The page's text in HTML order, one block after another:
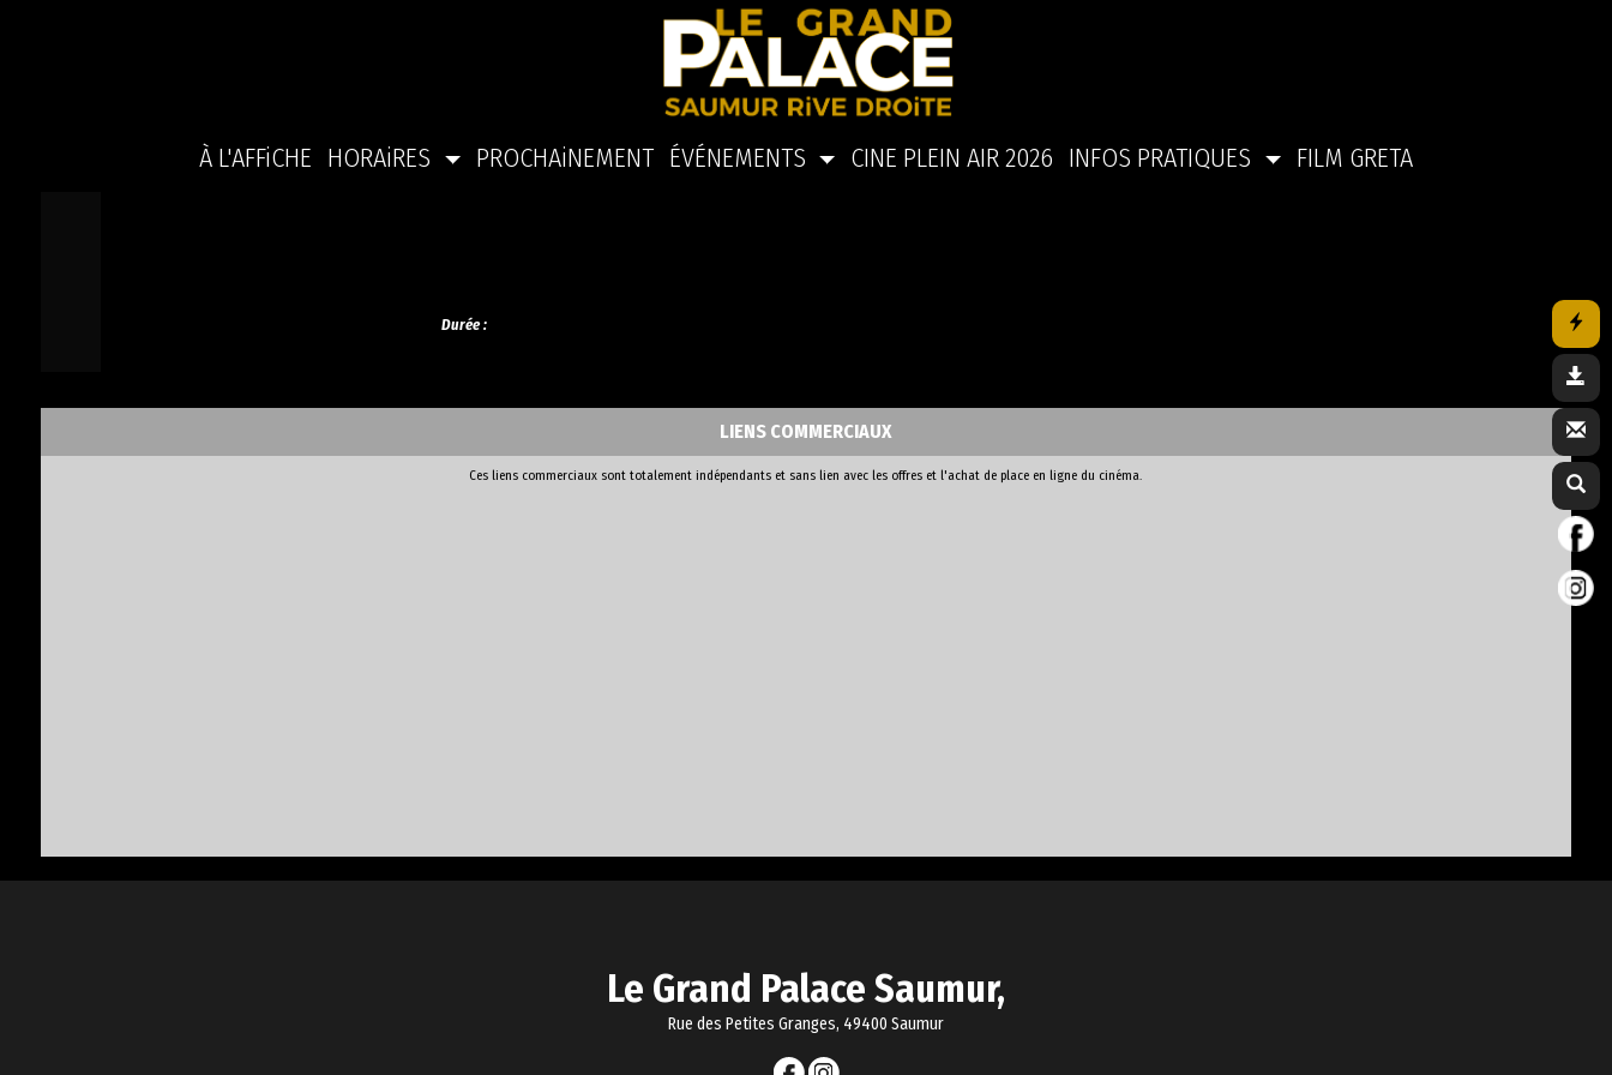
À L'AFFiCHE HORAiRES PROCHAiNEMENT ÉVÉNEMENTS CINE PLEIN AIR 2026 INFOS PRATIQUES FILM GRETA
Durée :
LIENS COMMERCIAUX
Ces liens commerciaux sont totalement indépendants et sans lien avec les offres et l'achat de place en ligne du cinéma.
Le Grand Palace Saumur,
Rue des Petites Granges, 49400 Saumur